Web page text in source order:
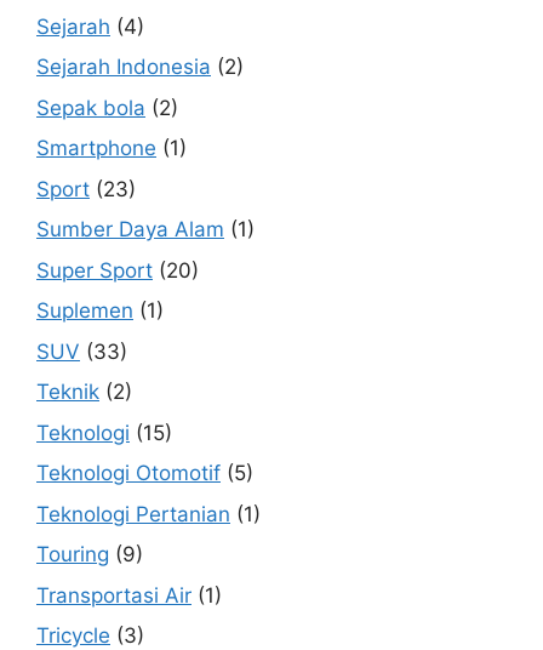
Sejarah (4)
Sejarah Indonesia (2)
Sepak bola (2)
Smartphone (1)
Sport (23)
Sumber Daya Alam (1)
Super Sport (20)
Suplemen (1)
SUV (33)
Teknik (2)
Teknologi (15)
Teknologi Otomotif (5)
Teknologi Pertanian (1)
Touring (9)
Transportasi Air (1)
Tricycle (3)